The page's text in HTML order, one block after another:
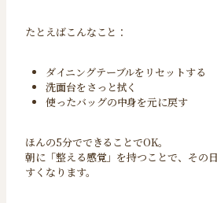
たとえばこんなこと：
ダイニングテーブルをリセットする
洗面台をさっと拭く
使ったバッグの中身を元に戻す
ほんの5分でできることでOK。
朝に「整える感覚」を持つことで、その
すくなります。